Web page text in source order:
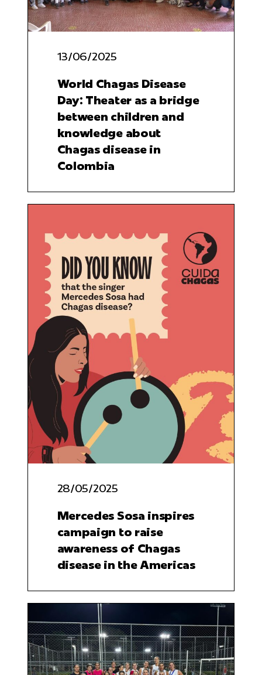
for:
13/06/2025
World Chagas Disease
Day: Theater as a bridge
between children and
knowledge about
Chagas disease in
Colombia
28/05/2025
Mercedes Sosa inspires
campaign to raise
awareness of Chagas
disease in the Americas